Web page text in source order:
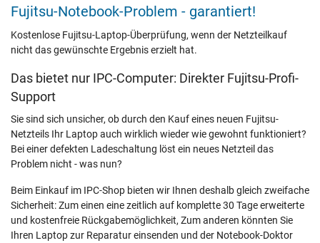
Fujitsu-Notebook-Problem - garantiert!
Kostenlose Fujitsu-Laptop-Überprüfung, wenn der Netzteilkauf
nicht das gewünschte Ergebnis erzielt hat.
Das bietet nur IPC-Computer: Direkter Fujitsu-Profi-
Support
Sie sind sich unsicher, ob durch den Kauf eines neuen Fujitsu-
Netzteils Ihr Laptop auch wirklich wieder wie gewohnt funktioniert?
Bei einer defekten Ladeschaltung löst ein neues Netzteil das
Problem nicht - was nun?
Beim Einkauf im IPC-Shop bieten wir Ihnen deshalb gleich zweifache
Sicherheit: Zum einen eine zeitlich auf komplette 30 Tage erweiterte
und kostenfreie Rückgabemöglichkeit, Zum anderen könnten Sie
Ihren Laptop zur Reparatur einsenden und der Notebook-Doktor